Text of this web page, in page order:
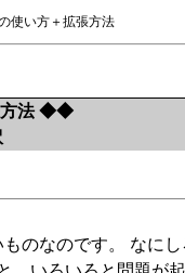
使い方＋拡張方法
方法 ◆◆
のなのです。 なに